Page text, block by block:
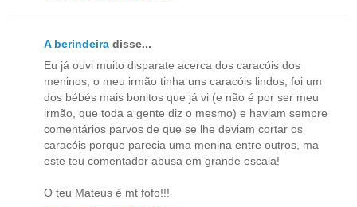
A berindeira disse...
Eu já ouvi muito disparate acerca dos caracóis dos
meninos, o meu irmão tinha uns caracóis lindos, foi um
dos bébés mais bonitos que já vi (e não é por ser meu
irmão, que toda a gente diz o mesmo) e haviam sempre
comentários parvos de que se lhe deviam cortar os
caracóis porque parecia uma menina entre outros, ma
este teu comentador abusa em grande escala!
O teu Mateus é mt fofo!!!